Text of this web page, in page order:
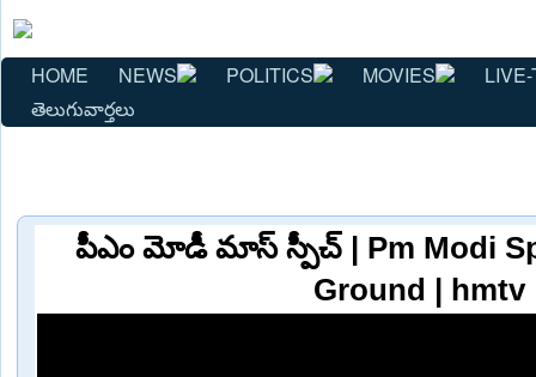
HOME NEWS POLITICS MOVIES
తెలుగువార్తలు
పీఎం మోడీ మాస్ స్పీచ్ | Pm Modi
Ground | hmtv